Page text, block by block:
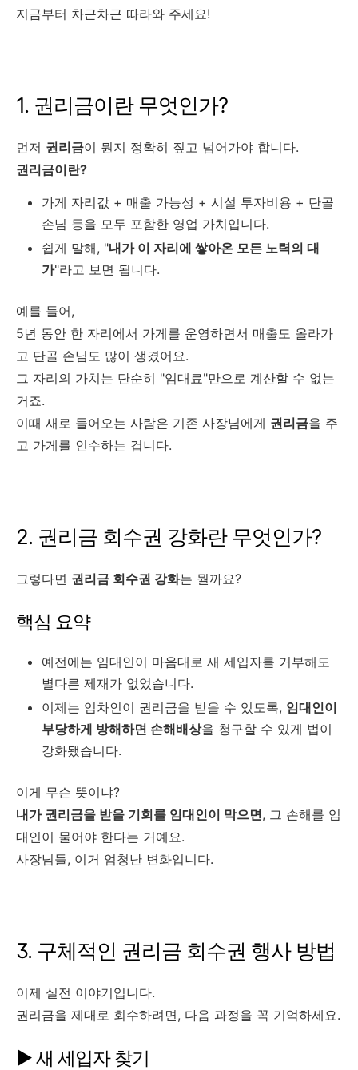
지금부터 차근차근 따라와 주세요!
1. 권리금이란 무엇인가?
먼저 권리금이 뭔지 정확히 짚고 넘어가야 합니다.
권리금이란?
가게 자리값 + 매출 가능성 + 시설 투자비용 + 단골
손님 등을 모두 포함한 영업 가치입니다.
쉽게 말해, "내가 이 자리에 쌓아온 모든 노력의 대
가"라고 보면 됩니다.
예를 들어,
5년 동안 한 자리에서 가게를 운영하면서 매출도 올라가
고 단골 손님도 많이 생겼어요.
그 자리의 가치는 단순히 "임대료"만으로 계산할 수 없는
거죠.
이때 새로 들어오는 사람은 기존 사장님에게 권리금을 주
고 가게를 인수하는 겁니다.
2. 권리금 회수권 강화란 무엇인가?
그렇다면 권리금 회수권 강화는 뭘까요?
핵심 요약
예전에는 임대인이 마음대로 새 세입자를 거부해도
별다른 제재가 없었습니다.
이제는 임차인이 권리금을 받을 수 있도록, 임대인이
부당하게 방해하면 손해배상을 청구할 수 있게 법이
강화됐습니다.
이게 무슨 뜻이냐?
내가 권리금을 받을 기회를 임대인이 막으면, 그 손해를 임
대인이 물어야 한다는 거예요.
사장님들, 이거 엄청난 변화입니다.
3. 구체적인 권리금 회수권 행사 방법
이제 실전 이야기입니다.
권리금을 제대로 회수하려면, 다음 과정을 꼭 기억하세요.
▶ 새 세입자 찾기